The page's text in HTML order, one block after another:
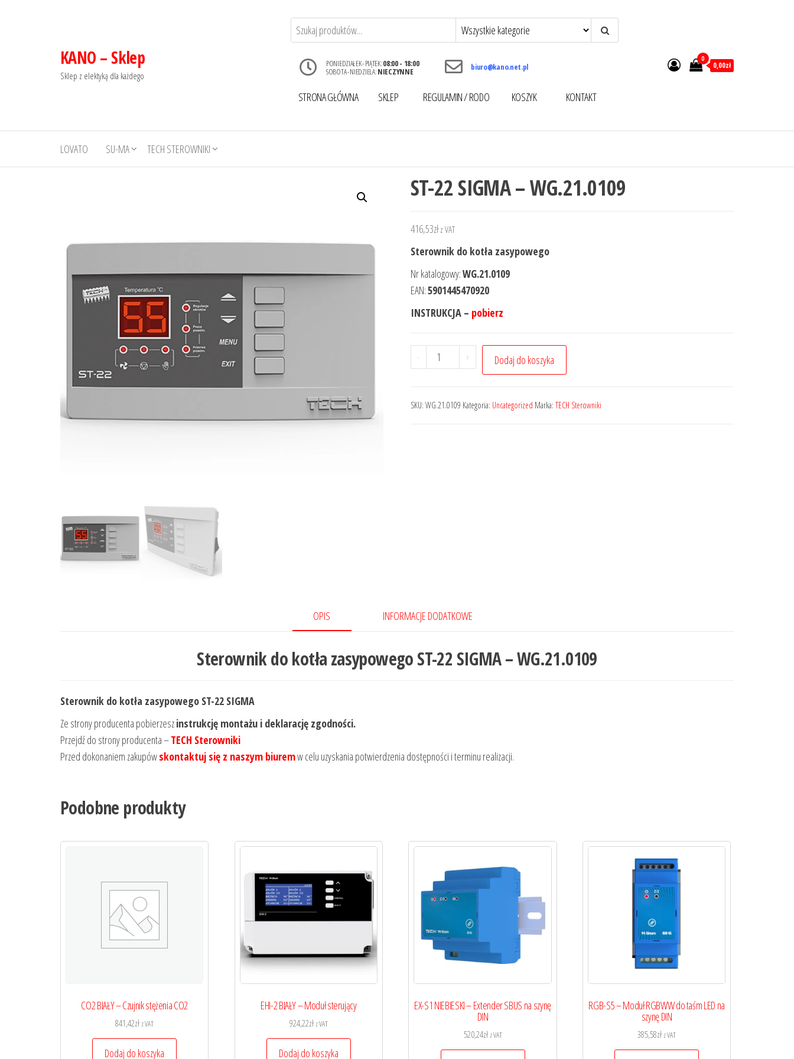
KANO – Sklep
Sklep z elektyką dla każdego
PONIEDZIAŁEK - PIĄTEK:08:00 - 18:00
SOBOTA - NIEDZIELA:NIECZYNNE biuro@kano.net.pl
STRONA GŁÓWNA SKLEP REGULAMIN / RODO KOSZYK KONTAKT
0
0,00zł
LOVATO SU-MA TECH STEROWNIKI
ST-22 SIGMA – WG.21.0109
416,53zł z VAT
Sterownik do kotła zasypowego
Nr katalogowy:WG.21.0109
EAN:5901445470920
INSTRUKCJA – pobierz
- + Dodaj do koszyka
SKU: WG.21.0109 Kategoria: Uncategorized Marka: TECH Sterowniki
OPIS INFORMACJE DODATKOWE
Sterownik do kotła zasypowego ST-22 SIGMA – WG.21.0109
Sterownik do kotła zasypowego ST-22 SIGMA
Ze strony producenta pobierzeszinstrukcję montażu i deklarację zgodności.
Przejdź do strony producenta –TECH Sterowniki
Przed dokonaniem zakupówskontaktuj się z naszym biuremw celu uzyskania potwierdzenia dostępności i terminu realizacji.
Podobne produkty
CO2 BIAŁY – Czujnik stężenia CO2
841,42zł z VAT
Dodaj do koszyka
EHI-2 BIAŁY – Moduł sterujący
924,22zł z VAT
Dodaj do koszyka
EX-S1 NIEBIESKI – Extender SBUS na szynę
DIN
520,24zł z VAT
RGB-S5 – Moduł RGBWW do taśm LED na
szynę DIN
385,58zł z VAT